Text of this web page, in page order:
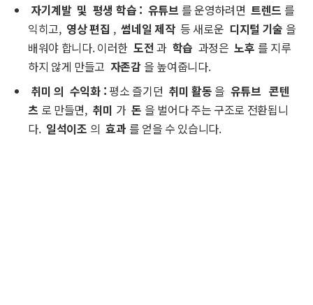
자기계발 및 평생 학습 : 유튜브 를 운영하려면 트렌드 를
익히고, 영상 편집 , 썸네일 제작 등 새로운 디지털 기술 을
배워야 합니다. 이러한 도전 과 학습 과정은 노후 를 지루
하지 않게 만들고 자존감 을 높여줍니다.
취미 의 수익화 : 평소 즐기던 취미 활동 을 유튜브 콘텐
츠 로 만들면, 취미 가 돈 을 벌어다 주는 구조로 전환됩니
다. 일석이조 의 효과 를 얻을 수 있습니다.